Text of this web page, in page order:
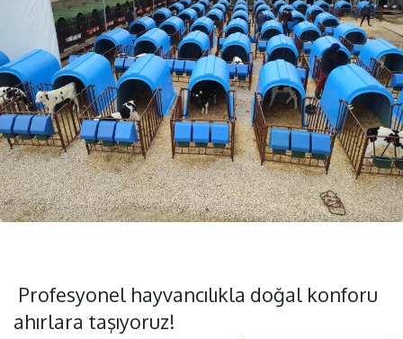
Profesyonel hayvancılıkla doğal konforu
ahırlara taşıyoruz!